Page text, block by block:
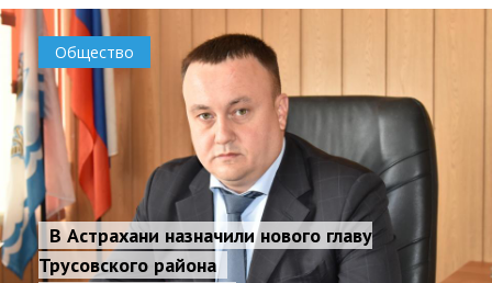
Общество
В Астрахани назначили нового главу
Трусовского района